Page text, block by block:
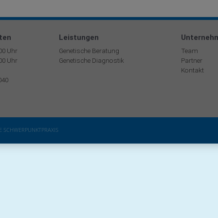
Uhr
Uhr
Leistungen
Genetische Beratung
Genetische Diagnostik
Team
Partner
Kontakt